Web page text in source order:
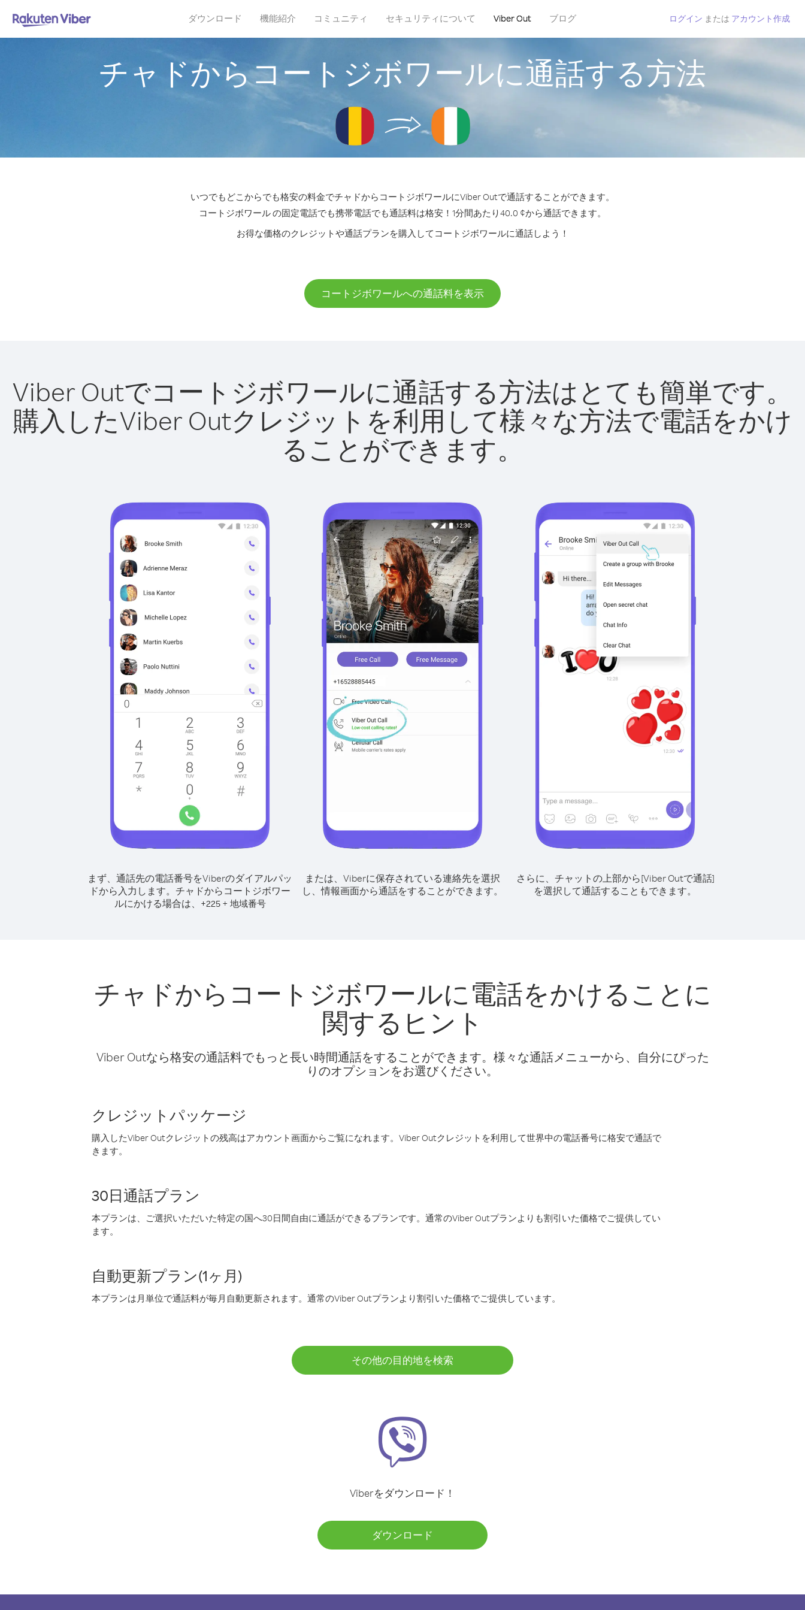
ダウンロード 機能紹介 コミュニティ セキュリティについて Viber Out ブログ ログイン または アカウント作成
チャドからコートジボワールに通話する方法
いつでもどこからでも格安の料金でチャドからコートジボワールにViber Outで通話することができます。
コートジボワール の固定電話でも携帯電話でも通話料は格安！1分間あたり40.0 ¢から通話できます。
お得な価格のクレジットや通話プランを購入してコートジボワールに通話しよう！
コートジボワールへの通話料を表示
Viber Outでコートジボワールに通話する方法はとても簡単です。
購入したViber Outクレジットを利用して様々な方法で電話をかけ
ることができます。
まず、通話先の電話番号をViberのダイアルパッ
ドから入力します。 チャドからコートジボワー
ルにかける場合は、
+225+ 地域番号
または、Viberに保存されている連絡先を選択
し、情報画面から通話をすることができます。
さらに、チャットの上部から[Viber Outで通話]
を選択して通話することもできます。
チャドからコートジボワールに電話をかけることに
関するヒント
Viber Outなら格安の通話料でもっと長い時間通話をすることができます。様々な通話メニューから、自分にぴった
りのオプションをお選びください。
クレジットパッケージ
購入したViber Outクレジットの残高はアカウント画面からご覧になれます。Viber Outクレジットを利用して世界中の電話番号に格安で通話で
きます。
30日通話プラン
本プランは、ご選択いただいた特定の国へ30日間自由に通話ができるプランです。通常のViber Outプランよりも割引いた価格でご提供してい
ます。
自動更新プラン(1ヶ月)
本プランは月単位で通話料が毎月自動更新されます。通常のViber Outプランより割引いた価格でご提供しています。
その他の目的地を検索
Viberをダウンロード！
ダウンロード